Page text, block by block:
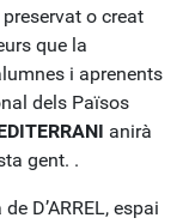
o creat
que la
i aprenents
dels Països
anirà
gent. .
D’ARREL, espai